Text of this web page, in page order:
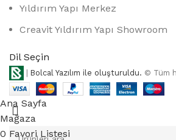
Yıldırım Yapı Merkez
Creavit Yıldırım Yapı Showroom
Dil Seçin
| Bolcal Yazılım ile oluşturuldu. © Tüm
Ana Sayfa
Mağaza
0 Favori Listesi